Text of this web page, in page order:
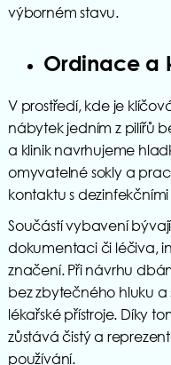
výborném stavu.
Ordinace a
V prostředí, kde je
nábytek jedním z pilířů
a klinik navrhujeme
omyvatelné sokly a
kontaktu s
Součástí vybavení
dokumentaci či léčiva,
značení. Při návrhu
bez zbytečného hluku
lékařské přístroje. Díky
zůstává čistý a
používání.